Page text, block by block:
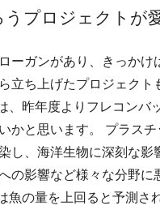
プロジェクトが
ーガンがあり、きっか
立ち上げたプロジェク
、昨年度よりフレコン
かと思います。 プラス
し、海洋生物に深刻な
の影響など様々な分野
の量を上回ると予測